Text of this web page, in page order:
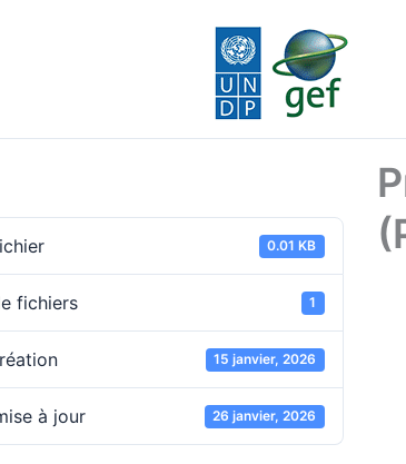
0.01 KB
fichiers 1
15 janvier, 2026
à jour 26 janvier, 2026